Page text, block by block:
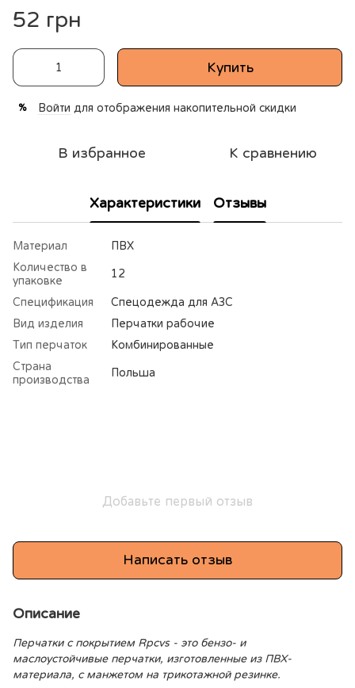
52 грн
Купить
% Войти для отображения накопительной скидки
В избранное К сравнению
Характеристики Отзывы
Материал
ПВХ
Количество в
упаковке
12
Спецификация
Спецодежда для АЗС
Вид изделия
Перчатки рабочие
Тип перчаток
Комбинированные
Страна
производства
Польша
Добавьте первый отзыв
Написать отзыв
Описание
Перчатки с покрытием Rpcvs - это бензо- и
маслоустойчивые перчатки, изготовленные из ПВХ-
материала, с манжетом на трикотажной резинке.